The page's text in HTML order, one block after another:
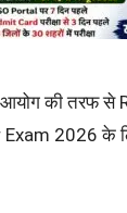
आयोग की तरफ से
2026 के